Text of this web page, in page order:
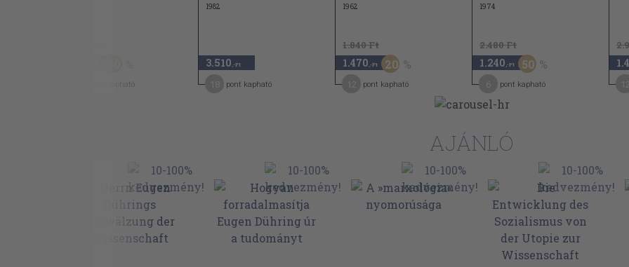
pont kapható
1982
3.510 ,-Ft
pont kapható
1962
1.840 Ft
1.470 ,-Ft 20
pont kapható
1974
2.480 Ft
1.240 ,-Ft 50
pont kapható
AJÁNLÓ